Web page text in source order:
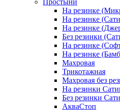
Простыни
На резинке
На резинке
На резинке
Без резинки
На резинке
На резинке
Махровая
Трикотажная
Махровая без
На резинки
Без резинки
АкваСтоп